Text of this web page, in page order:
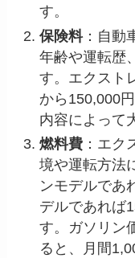
す。
保険料：自動
年齢や運転歴
す。エクスト
から150,000
内容によって
燃料費 ：エク
境や運転方法
ンモデルであ
デルであれば
す。ガソリン
ると、月間